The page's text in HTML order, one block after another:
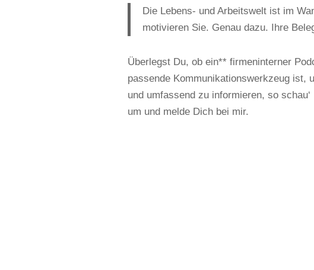
Die Lebens- und Arbeitswelt ist im
motivieren Sie. Genau dazu. Ihre
Überlegst Du, ob ein** firmeninterner
passende Kommunikationswerkzeug ist,
und umfassend zu informieren, so
um und melde Dich bei mir.